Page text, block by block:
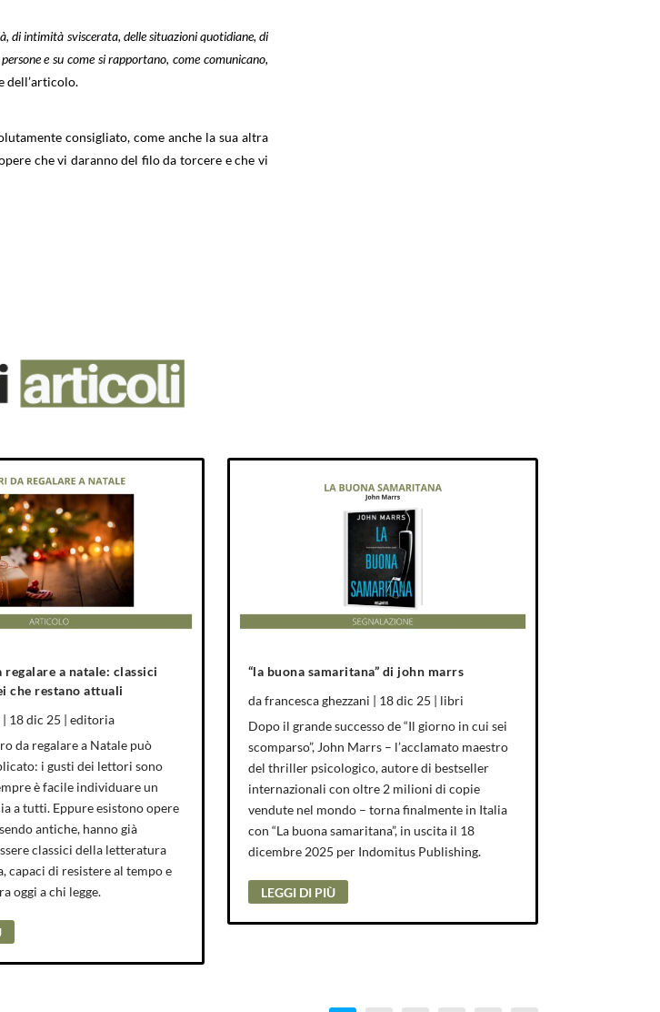
di intimità sviscerata, delle situazioni quotidiane, di
e su come si rapportano, come comunicano,
dell’articolo.
consigliato, come anche la sua altra
che vi daranno del filo da torcere e che vi
a natale: classici
che restano attuali
| 18 dic 25 |editoria
da regalare a Natale può
i gusti dei lettori sono
è facile individuare un
a tutti. Eppure esistono opere
antiche, hanno già
classici della letteratura
capaci di resistere al tempo e
oggi a chi legge.
“la buona samaritana” di john marrs
dafrancesca ghezzani | 18 dic 25 | libri
Dopo il grande successo de “Il giorno in cui sei
scomparso”, John Marrs – l’acclamato maestro
del thriller psicologico, autore di bestseller
internazionali con oltre 2 milioni di copie
vendute nel mondo – torna finalmente in Italia
con “La buona samaritana”, in uscita il 18
dicembre 2025 per Indomitus Publishing.
LEGGI DI PIÙ